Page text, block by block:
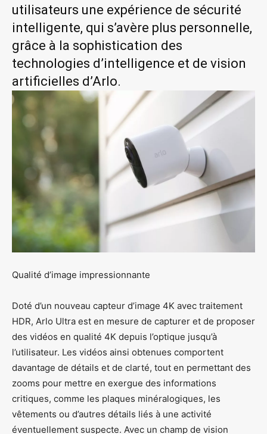
utilisateurs une expérience de sécurité
intelligente, qui s’avère plus personnelle,
grâce à la sophistication des
technologies d’intelligence et de vision
artificielles d’Arlo.
Qualité d’image impressionnante
Doté d’un nouveau capteur d’image 4K avec traitement
HDR, Arlo Ultra est en mesure de capturer et de proposer
des vidéos en qualité 4K depuis l’optique jusqu’à
l’utilisateur. Les vidéos ainsi obtenues comportent
davantage de détails et de clarté, tout en permettant des
zooms pour mettre en exergue des informations
critiques, comme les plaques minéralogiques, les
vêtements ou d’autres détails liés à une activité
éventuellement suspecte. Avec un champ de vision